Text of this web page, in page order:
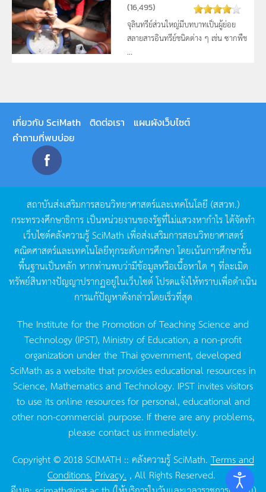
(16,495)
จุลินทรีย์ส่วนใหญ่มีบทบาทเป็นผู้ย่อย
สลายสารอินทรีย์ชนิดต่าง ๆ เช่น ซากพืช
...
เกี่ยวกับ SciMath ติดต่อเรา
แผนผังเว็บไซต์
คำถามที่พบบ่อย
สถาบันส่งเสริมการสอนวิทยาศาสตร์และเทคโนโลยี (สสวท.)
กระทรวงศึกษาธิการ เป็นหน่วยงานของรัฐที่ไม่แสวงหากำไรได้จัดทำ
เว็บไซต์คลังความรู้SciMath เพื่อส่งเสริมการสอนวิทยาศาสตร์
คณิตศาสตร์และเทคโนโลยีทุกระดับการศึกษา โดยเน้นการศึกษาขั้น
พื้นฐานเป็นหลัก หากท่านพบว่ามีข้อมูลหรือเนื้อหาใด ๆ ที่ละเมิด
ทรัพย์สินทางปัญญาปรากฏอยู่ในเว็บไซต์โปรดแจ้งให้ทราบเพื่อดำเนิน
การแก้ปัญหาดังกล่าวโดยเร็วที่สุด
The Institute for the Promotion of Teaching Science and
Technology (IPST), Ministry of Education, a non-profit
organization under the Thai government, developed
SciMath as a website that provides educational resources in
Science, Mathematics and Technology. IPST invites visitors
to use its online resources for personal, educational and
other non-commercial purpose. If there are any problems,
please contact us immediately.
Copyright © 2018 SCIMATH :: คลังความรู้ SciMath.Terms and
Conditions. Privacy. , All Rights Reserved.